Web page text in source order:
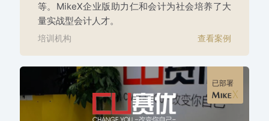
等。MikeX企业版助力仁和会计为社会培养了大
量实战型会计人才。
培训机构 查看案例
已部署